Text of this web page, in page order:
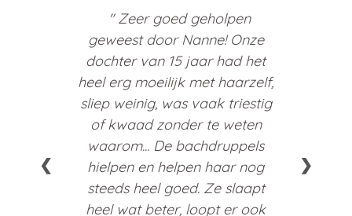
Zeer goed geholpen
geweest door Nanne! Onze
dochter van 15 jaar had het
heel erg moeilijk met haarzelf,
sliep weinig, was vaak triestig
of kwaad zonder te weten
waarom... De bachdruppels
hielpen en helpen haar nog
steeds heel goed. Ze slaapt
heel wat beter, loopt er ook
❮ ❯